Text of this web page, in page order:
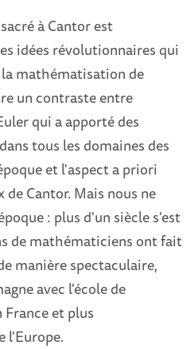
à Cantor est
idées révolutionnaires qui
mathématisation de
un contraste entre
qui a apporté des
tous les domaines des
et l'aspect a priori
Cantor. Mais nous ne
: plus d'un siècle s'est
de mathématiciens ont fait
manière spectaculaire,
avec l'école de
et plus
l'Europe.